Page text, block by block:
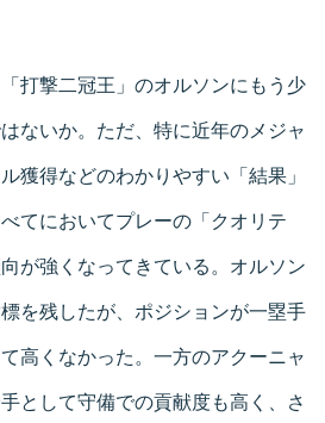
打撃二冠王」のオルソンにもう少
ないか。ただ、特に近年のメジャ
獲得などのわかりやすい「結果」
てにおいてプレーの「クオリテ
が強くなってきている。オルソン
を残したが、ポジションが一塁手
高くなかった。一方のアクーニャ
として守備での貢献度も高く、さ